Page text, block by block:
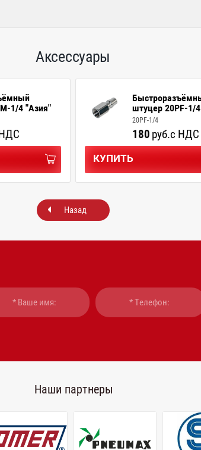
Аксессуары
1/4 "Азия"
штуцер 20PF-1/
20PF-1/4
180 руб.с НДС
КУПИТЬ
Назад
Наши партнеры